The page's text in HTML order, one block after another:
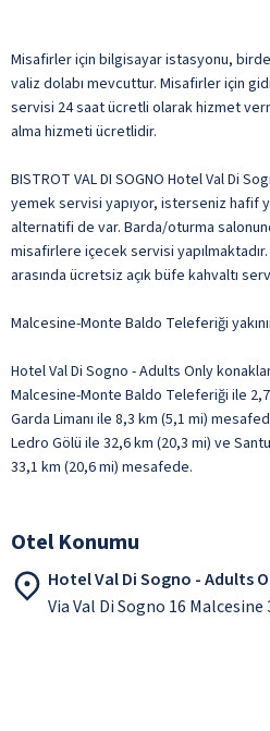
Misafirler için bilgisayar istasyonu,
valiz dolabı mevcuttur. Misafirler için
servisi 24 saat ücretli olarak hizmet
alma hizmeti ücretlidir.
BISTROT VAL DI SOGNO Hotel Val Di
yemek servisi yapıyor, isterseniz hafif
alternatifi de var. Barda/oturma
misafirlere içecek servisi
arasında ücretsiz açık büfe kahvaltı
Malcesine-Monte Baldo Teleferiği
Hotel Val Di Sogno - Adults Only
Malcesine-Monte Baldo Teleferiği ile
Garda Limanı ile 8,3 km (5,1 mi)
Ledro Gölü ile 32,6 km (20,3 mi) ve
33,1 km (20,6 mi) mesafede.
Otel Konumu
Hotel Val Di Sogno - Adults
Via Val Di Sogno 16 Malcesine